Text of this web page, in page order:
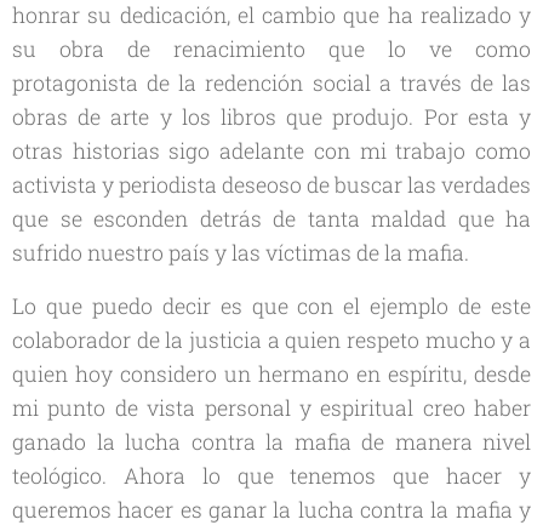
honrar su dedicación, el cambio que ha realizado y
su obra de renacimiento que lo ve como
protagonista de la redención social a través de las
obras de arte y los libros que produjo. Por esta y
otras historias sigo adelante con mi trabajo como
activista y periodista deseoso de buscar las verdades
que se esconden detrás de tanta maldad que ha
sufrido nuestro país y las víctimas de la mafia.
Lo que puedo decir es que con el ejemplo de este
colaborador de la justicia a quien respeto mucho y a
quien hoy considero un hermano en espíritu, desde
mi punto de vista personal y espiritual creo haber
ganado la lucha contra la mafia de manera nivel
teológico. Ahora lo que tenemos que hacer y
queremos hacer es ganar la lucha contra la mafia y